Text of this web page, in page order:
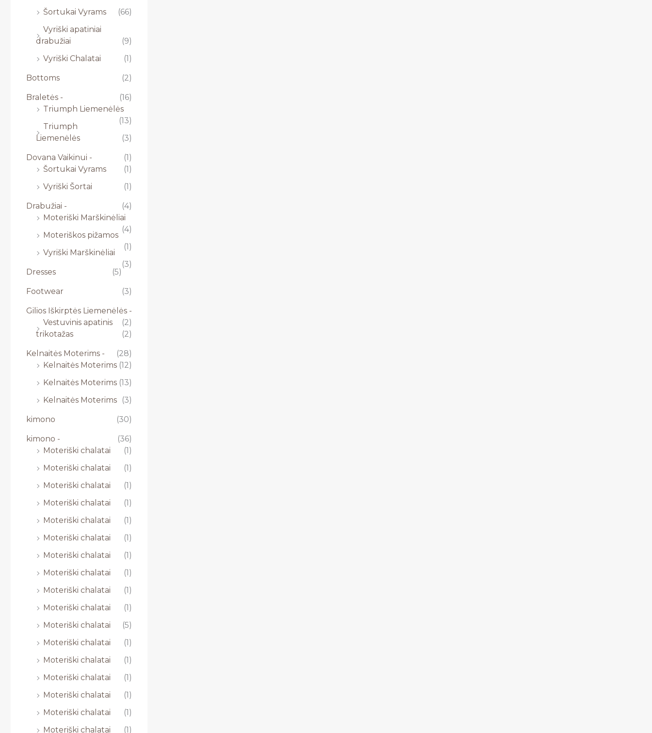
Šortukai Vyrams
(66)
Vyriški apatiniai
drabužiai
(9)
Vyriški Chalatai
(1)
Bottoms (2)
Braletės -
(16)
Triumph Liemenėlės
(13)
Triumph
Liemenėlės
(3)
Dovana Vaikinui -
(1)
Šortukai Vyrams
(1)
Vyriški Šortai
(1)
Drabužiai -
(4)
Moteriški Marškinėliai
(4)
Moteriškos pižamos
(1)
Vyriški Marškinėliai
(3)
Dresses
(5)
Footwear (3)
Gilios Iškirptės Liemenėlės -
(2)
Vestuvinis apatinis
trikotažas
(2)
Kelnaitės Moterims -
(28)
Kelnaitės Moterims (12)
Kelnaitės Moterims (13)
Kelnaitės Moterims
(3)
kimono (30)
kimono -
(36)
Moteriški chalatai
(1)
Moteriški chalatai
(1)
Moteriški chalatai
(1)
Moteriški chalatai
(1)
Moteriški chalatai
(1)
Moteriški chalatai
(1)
Moteriški chalatai
(1)
Moteriški chalatai
(1)
Moteriški chalatai
(1)
Moteriški chalatai
(1)
Moteriški chalatai
(5)
Moteriški chalatai
(1)
Moteriški chalatai
(1)
Moteriški chalatai
(1)
Moteriški chalatai
(1)
Moteriški chalatai
(1)
Moteriški chalatai
(1)